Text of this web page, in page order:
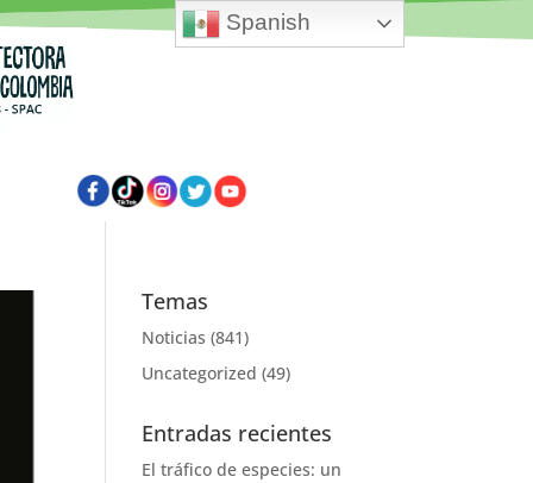
Temas
Noticias (841)
Uncategorized (49)
Entradas recientes
El tráfico de especies: un
Spanish